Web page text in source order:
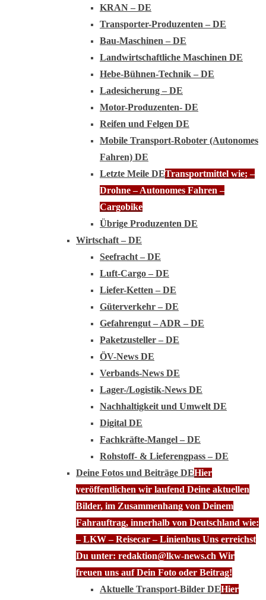
KRAN – DE
Transporter-Produzenten – DE
Bau-Maschinen – DE
Landwirtschaftliche Maschinen DE
Hebe-Bühnen-Technik – DE
Ladesicherung – DE
Motor-Produzenten- DE
Reifen und Felgen DE
Mobile Transport-Roboter (Autonomes
Fahren) DE
Letzte Meile DETransportmittel wie; –
Drohne – Autonomes Fahren –
Cargobike
Übrige Produzenten DE
Wirtschaft – DE
Seefracht – DE
Luft-Cargo – DE
Liefer-Ketten – DE
Güterverkehr – DE
Gefahrengut – ADR – DE
Paketzusteller – DE
ÖV-News DE
Verbands-News DE
Lager-/Logistik-News DE
Nachhaltigkeit und Umwelt DE
Digital DE
Fachkräfte-Mangel – DE
Rohstoff- & Lieferengpass – DE
Deine Fotos und Beiträge DEHier
veröffentlichen wir laufend Deine aktuellen
Bilder, im Zusammenhang von Deinem
Fahrauftrag, innerhalb von Deutschland wie:
– LKW – Reisecar – Linienbus Uns erreichst
Du unter: redaktion@lkw-news.ch Wir
freuen uns auf Dein Foto oder Beitrag!
Aktuelle Transport-Bilder DEHier